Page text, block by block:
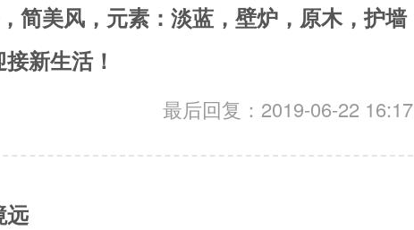
简美风，元素：淡蓝，壁炉，原木，护墙
新生活！
最后回复：2019-06-22 16:17
远